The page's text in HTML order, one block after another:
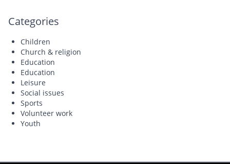
Categories
Children
Church & religion
Education
Education
Leisure
Social issues
Sports
Volunteer work
Youth